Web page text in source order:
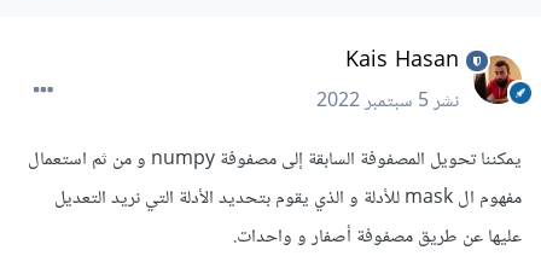
Kais Hasan
نشر5 سبتمبر 2022
يمكننا تحويل المصفوفة السابقة إلى مصفوفة numpy و من ثم استعمال
مفهوم ال mask للأدلة و الذي يقوم بتحديد الأدلة التي نريد التعديل
عليها عن طريق مصفوفة أصفار و واحدات.